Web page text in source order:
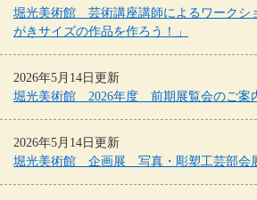
堀光美術館 芸術講座講師によるワークシ
がきサイズの作品を作ろう！」
2026年5月14日更新
堀光美術館 2026年度 前期展覧会のご案
2026年5月14日更新
堀光美術館 企画展 写真・彫塑工芸部会